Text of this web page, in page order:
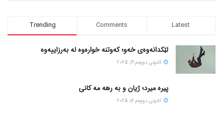
Trending Comments Latest
لێکدانەوەی خەو؛ کەوتنە خوارەوە لە بەرزاییەوە
كانونی دووه‌م 19, 2025
پیره میرد؛ ژیان و به رهه مه کانی
كانونی دووه‌م 16, 2025